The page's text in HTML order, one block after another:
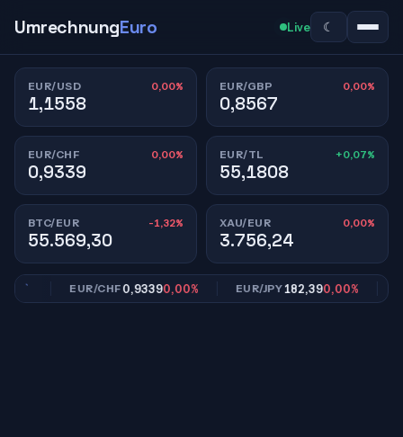
UmrechnungEuro Live ☾
EUR/USD 0,00%
1,1558
EUR/GBP 0,00%
0,8567
EUR/CHF 0,00%
0,9339
EUR/TL +0,07%
55,1808
BTC/EUR -1,32%
55.569,30
XAU/EUR 0,00%
3.756,24
EUR/CHF0,93390,00% EUR/JPY182,390,00%